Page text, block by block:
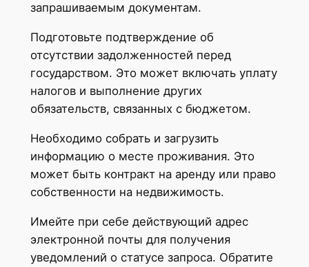
запрашиваемым документам.
Подготовьте подтверждение об
отсутствии задолженностей перед
государством. Это может включать уплату
налогов и выполнение других
обязательств, связанных с бюджетом.
Необходимо собрать и загрузить
информацию о месте проживания. Это
может быть контракт на аренду или право
собственности на недвижимость.
Имейте при себе действующий адрес
электронной почты для получения
уведомлений о статусе запроса. Обратите